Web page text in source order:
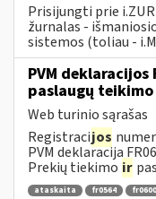
Prisijungti prie
žurnalas -
sistemos (toliau -
PVM
paslaugų
Web turinio sąrašas
Registracijos
PVM deklaracija
Prekių tiekimo ir
ataskaita fr0564 fr0600